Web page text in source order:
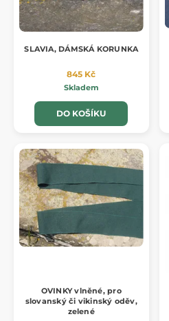
SLAVIA, DÁMSKÁ KORUNKA
845 Kč
Skladem
DO KOŠÍKU
OVINKY vlněné, pro
slovanský či vikinský oděv,
zelené